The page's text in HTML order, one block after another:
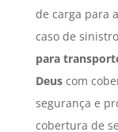
de carga para
caso de
para
Deuscom
segurança e
cobertura de